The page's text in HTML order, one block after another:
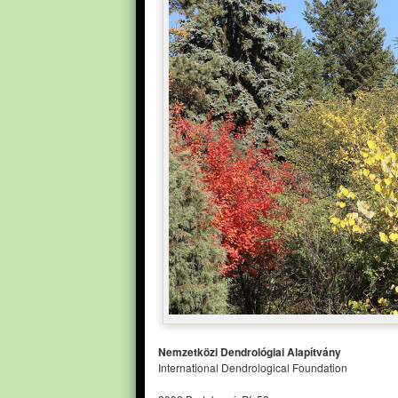
Nemzetközi Dendrológiai Alapítvány
International Dendrological Foundation